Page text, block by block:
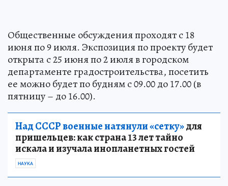
Общественные обсуждения проходят с 18
июня по 9 июля. Экспозиция по проекту будет
открыта с 25 июня по 2 июля в городском
департаменте градостроительства, посетить
ее можно будет по будням с 09.00 до 17.00 (в
пятницу – до 16.00).
Над СССР военные натянули «сетку»для
пришельцев: как страна 13 лет тайно
искала и изучала инопланетных гостей
НАУКА